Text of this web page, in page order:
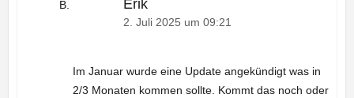
Erik
2. Juli 2025 um 09:21
Im Januar wurde eine Update angekündigt was in
2/3 Monaten kommen sollte. Kommt das noch oder